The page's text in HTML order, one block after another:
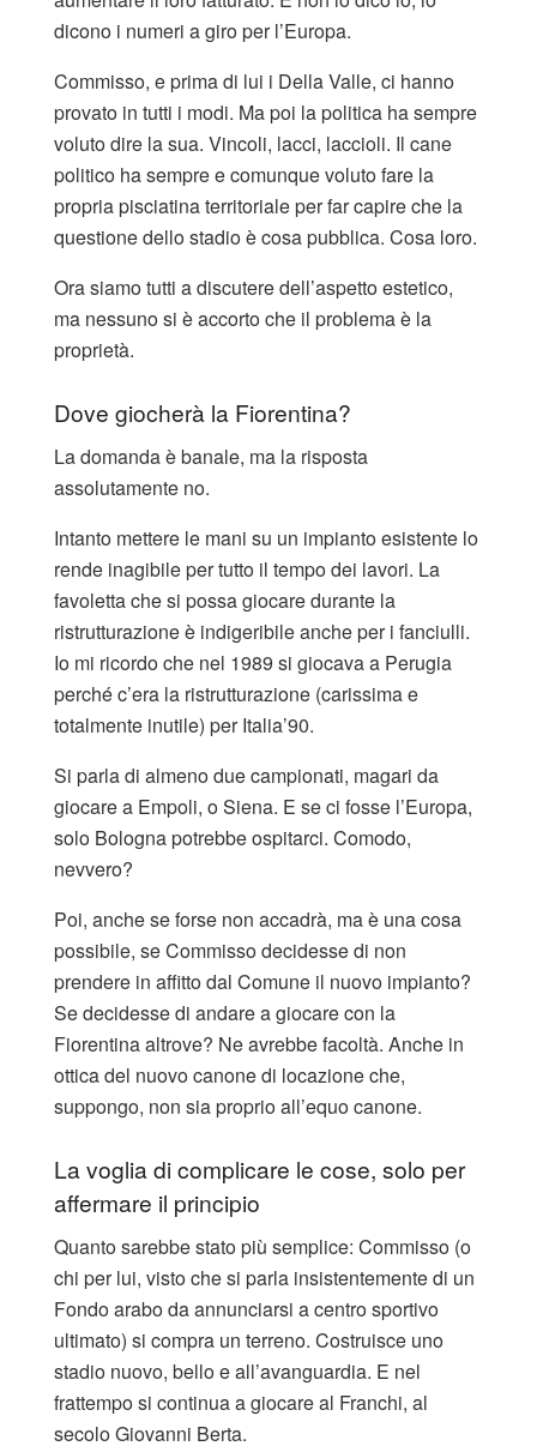
dicono i numeri a giro per l’Europa.
Commisso, e prima di lui i Della Valle, ci hanno
provato in tutti i modi. Ma poi la politica ha sempre
voluto dire la sua. Vincoli, lacci, laccioli. Il cane
politico ha sempre e comunque voluto fare la
propria pisciatina territoriale per far capire che la
questione dello stadio è cosa pubblica. Cosa loro.
Ora siamo tutti a discutere dell’aspetto estetico,
ma nessuno si è accorto che il problema è la
proprietà.
Dove giocherà la Fiorentina?
La domanda è banale, ma la risposta
assolutamente no.
Intanto mettere le mani su un impianto esistente lo
rende inagibile per tutto il tempo dei lavori. La
favoletta che si possa giocare durante la
ristrutturazione è indigeribile anche per i fanciulli.
Io mi ricordo che nel 1989 si giocava a Perugia
perché c’era la ristrutturazione (carissima e
totalmente inutile) per Italia’90.
Si parla di almeno due campionati, magari da
giocare a Empoli, o Siena. E se ci fosse l’Europa,
solo Bologna potrebbe ospitarci. Comodo,
nevvero?
Poi, anche se forse non accadrà, ma è una cosa
possibile, se Commisso decidesse di non
prendere in affitto dal Comune il nuovo impianto?
Se decidesse di andare a giocare con la
Fiorentina altrove? Ne avrebbe facoltà. Anche in
ottica del nuovo canone di locazione che,
suppongo, non sia proprio all’equo canone.
La voglia di complicare le cose, solo per
affermare il principio
Quanto sarebbe stato più semplice: Commisso (o
chi per lui, visto che si parla insistentemente di un
Fondo arabo da annunciarsi a centro sportivo
ultimato) si compra un terreno. Costruisce uno
stadio nuovo, bello e all’avanguardia. E nel
frattempo si continua a giocare al Franchi, al
secolo Giovanni Berta.